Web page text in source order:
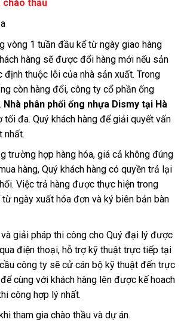
chào thầu
vòng 1 tuần đầu kể từ ngày giao hàng
hàng sẽ được đổi hàng mới nếu sản
thuộc lỗi của nhà sản xuất. Trong
còn hàng đổi, công ty cổ phần ống
Nhà phân phối ống nhựa Dismy tại Hà
tối đa. Quý khách hàng để giải quyết vấn
nhất.
trường hợp hàng hóa, giá cả không đúng
hàng, Quý khách hàng có quyền trả lại
Việc trả hàng được thực hiện trong
ngày xuất hóa đơn và ký biên bản bàn
giải pháp thi công cho Quý đại lý được
điện thoại, hỗ trợ kỹ thuật trực tiếp tại
công ty sẽ cử cán bộ kỹ thuật đến trực
cùng với khách hàng lên được kế hoach
công hợp lý nhất.
tham gia chào thầu và dự án.